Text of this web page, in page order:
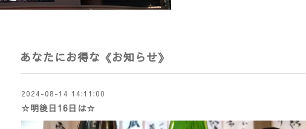
あなたにお得な《お知らせ》
2024-08-14 14:11:00
☆明後日16日は☆